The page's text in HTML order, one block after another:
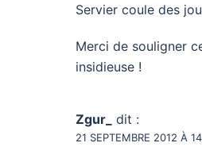
Servier coule des
Merci de souligner
insidieuse !
Zgur_ dit :
21 SEPTEMBRE 2012 À